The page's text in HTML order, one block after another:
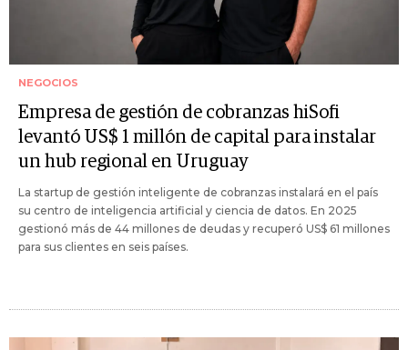
NEGOCIOS
Empresa de gestión de cobranzas hiSofi
levantó US$ 1 millón de capital para instalar
un hub regional en Uruguay
La startup de gestión inteligente de cobranzas instalará en el país
su centro de inteligencia artificial y ciencia de datos. En 2025
gestionó más de 44 millones de deudas y recuperó US$ 61 millones
para sus clientes en seis países.